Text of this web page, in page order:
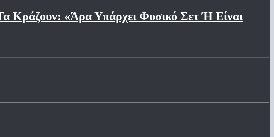
Κράζουν: «Άρα Υπάρχει Φυσικό Σετ Ή Είναι